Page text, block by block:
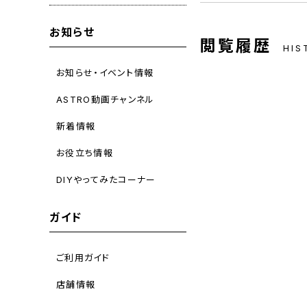
お知らせ
お知らせ・イベント情報
ASTRO動画チャンネル
新着情報
お役立ち情報
DIYやってみたコーナー
ガイド
ご利用ガイド
店舗情報
閲覧履歴